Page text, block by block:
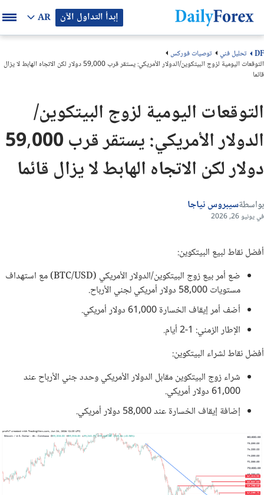
إبدأ التداول الآن AR
DF تحليل فني
توصيات فوركس
التوقعات اليومية لزوج البيتكوين/الدولار الأمريكي: يستقر قرب 59,000 دولار لكن الاتجاه الهابط لا يزال
قائما
التوقعات اليومية لزوج البيتكوين/
الدولار الأمريكي: يستقر قرب 59,000
دولار لكن الاتجاه الهابط لا يزال قائما
بواسطةسيبروس نياجا
في يونيو 26, 2026
أفضل نقاط لبيع البيتكوين:
ضع أمر بيع زوج البيتكوين/الدولار الأمريكي (BTC/USD) مع استهداف
مستويات 58,000 دولار أمريكي لجني الأرباح.
أضف أمر إيقاف الخسارة 61,000 دولار أمريكي.
الإطار الزمني: 1-2 أيام.
أفضل نقاط لشراء البيتكوين:
شراء زوج البيتكوين مقابل الدولار الأمريكي وحدد جني الأرباح عند
61,000 دولار أمريكي.
إضافة إيقاف الخسارة عند 58,000 دولار أمريكي.